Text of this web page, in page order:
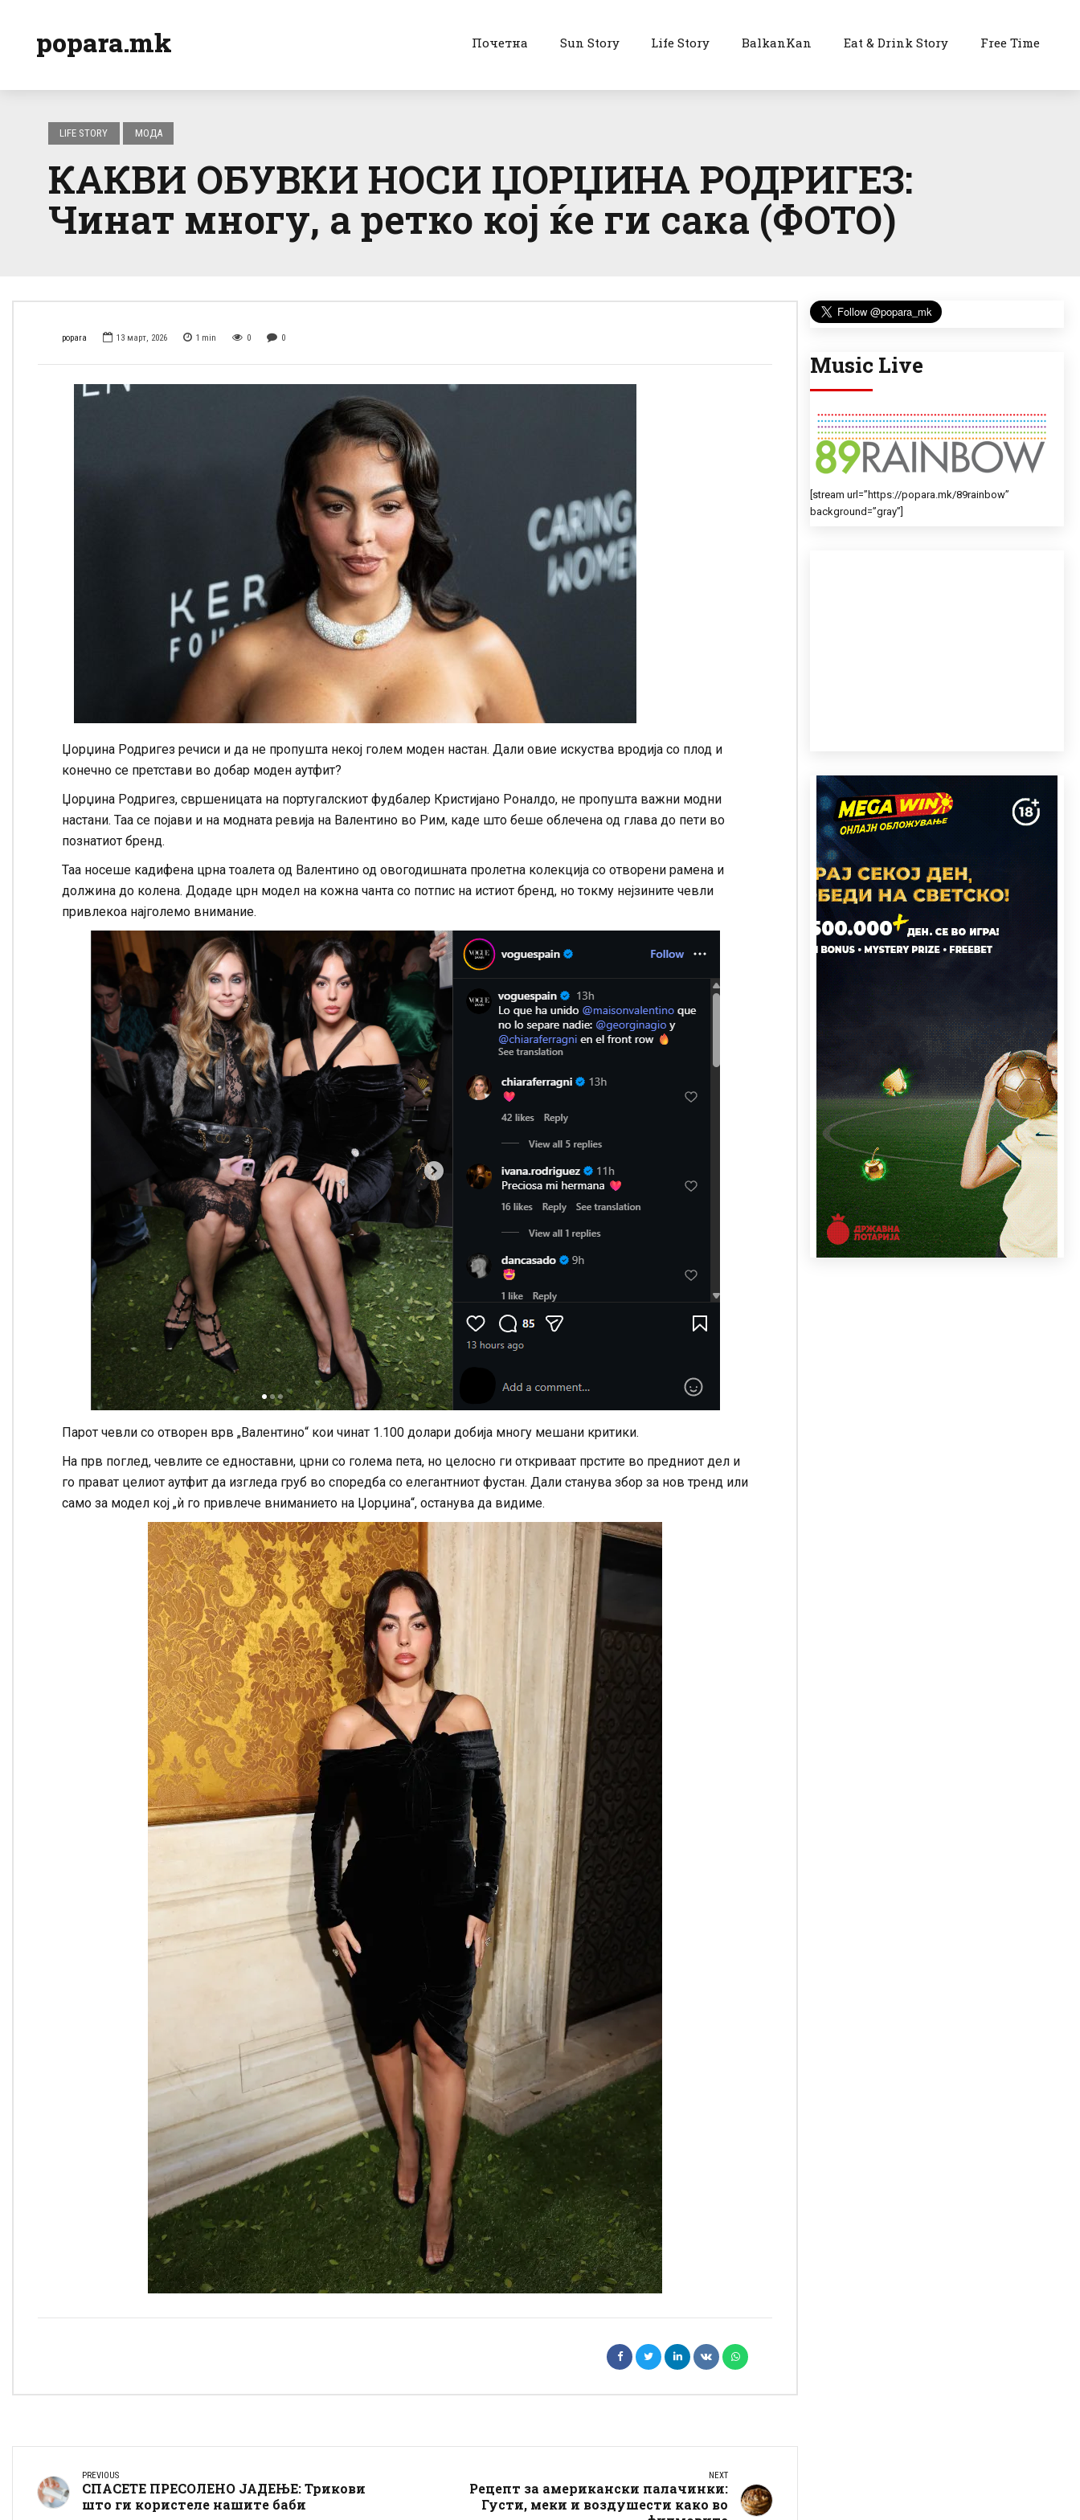
popara.mk Почетна Sun Story Life Story BalkanKan Eat & Drink Story Free Time
LIFE STORY МОДА
КАКВИ ОБУВКИ НОСИ ЏОРЏИНА РОДРИГЕЗ:
Чинат многу, а ретко кој ќе ги сака (ФОТО)
popara 13 март, 2026 1 min 0 0
Џорџина Родригез речиси и да не пропушта некој голем моден настан. Дали овие искуства вродија со плод и
конечно се претстави во добар моден аутфит?
Џорџина Родригез, свршеницата на португалскиот фудбалер Кристијано Роналдо, не пропушта важни модни
настани. Таа се појави и на модната ревија на Валентино во Рим, каде што беше облечена од глава до пети во
познатиот бренд.
Таа носеше кадифена црна тоалета од Валентино од овогодишната пролетна колекција со отворени рамена и
должина до колена. Додаде црн модел на кожна чанта со потпис на истиот бренд, но токму нејзините чевли
привлекоа најголемо внимание.
Парот чевли со отворен врв „Валентино“ кои чинат 1.100 долари добија многу мешани критики.
На прв поглед, чевлите се едноставни, црни со голема пета, но целосно ги откриваат прстите во предниот дел и
го прават целиот аутфит да изгледа груб во споредба со елегантниот фустан. Дали станува збор за нов тренд или
само за модел кој „ѝ го привлече вниманието на Џорџина“, останува да видиме.
PREVIOUS
СПАСЕТЕ ПРЕСОЛЕНО ЈАДЕЊЕ: Трикови
што ги користеле нашите баби
NEXT
Рецепт за американски палачинки:
Густи, меки и воздушести како во
Music Live
[stream url=”https://popara.mk/89rainbow”
background=”gray”]